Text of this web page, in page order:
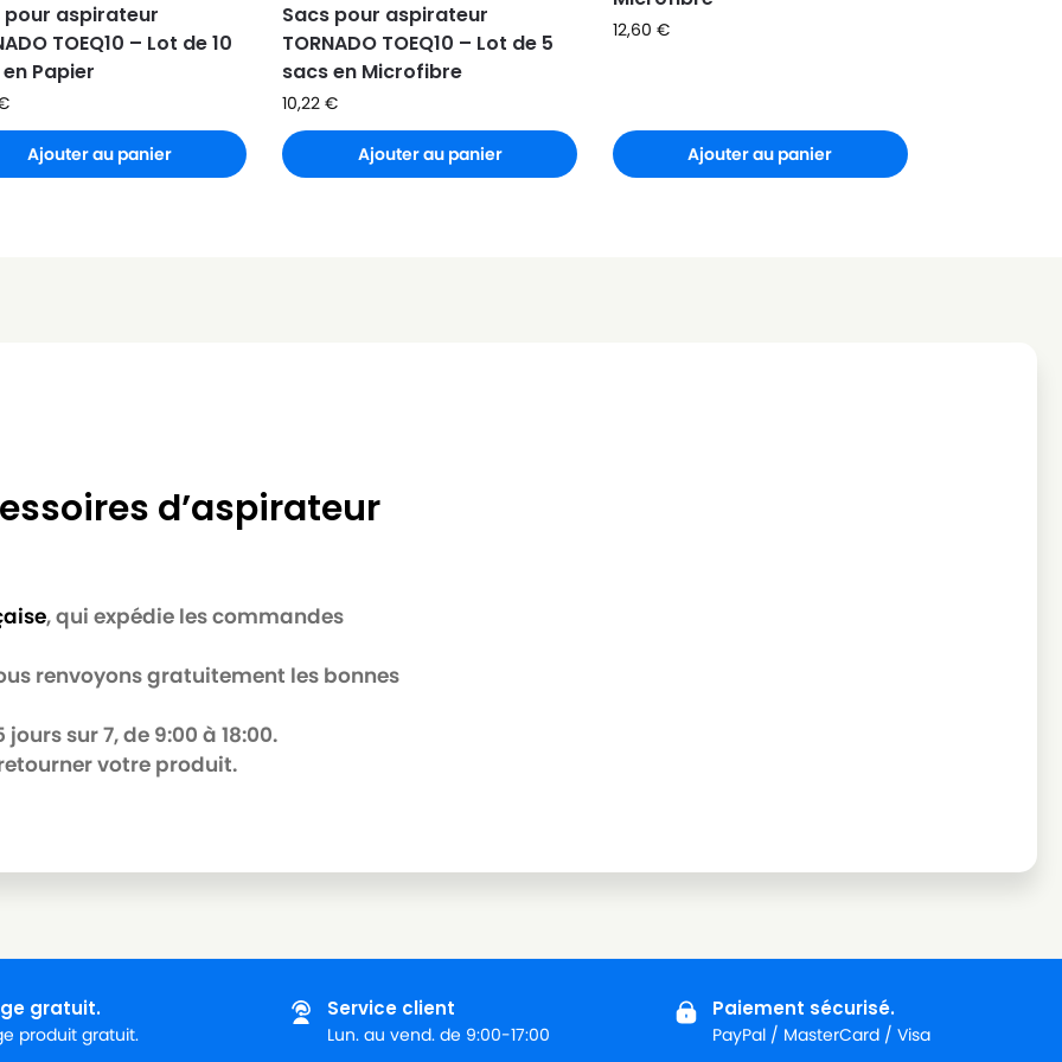
(SUPER PRO)
pour aspirateur
TOEQ10 – Lot de 10
Papier
Ajouter au panier
Sacs pour aspirateur
TORNADO TOEQ10 – Lot de 5
sacs en Microfibre
10,22€
Ajouter au panier
12,60€
Ajouter au panier
d’aspirateur
, qui expédie les commandes
renvoyons gratuitement les bonnes
sur 7, de 9:00 à 18:00.
votre produit.
gratuit.
produit gratuit.
Service client
Lun. au vend. de 9:00-17:00
Paiement sécurisé.
PayPal / MasterCard / Visa